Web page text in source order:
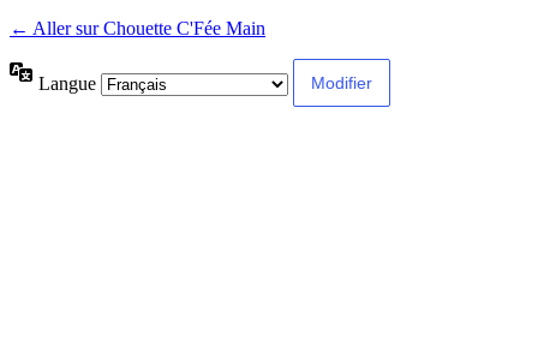
← Aller sur Chouette C'Fée Main
Langue